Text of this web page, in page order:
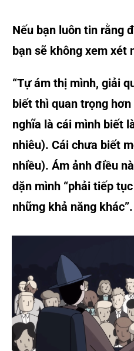
Nếu bạn luôn tin rằng
bạn sẽ không xem xét
“Tự ám thị mình, giải
biết thì quan trọng
nghĩa là cái mình biết
nhiêu). Cái chưa biết
nhiều). Ám ảnh điều
dặn mình “phải tiếp
những khả năng khác”.